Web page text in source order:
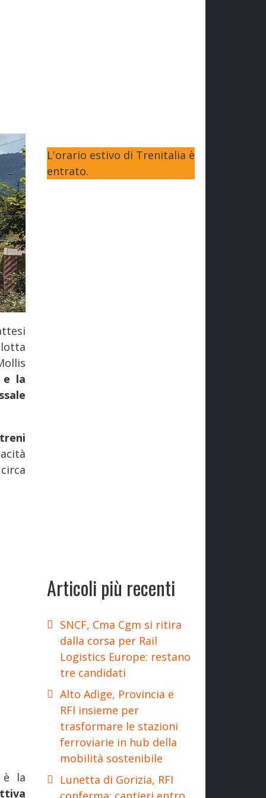
lotta
e la
è la
L'orario estivo di Trenitalia è
entrato.
Articoli più recenti
SNCF, Cma Cgm si ritira
dalla corsa per Rail
Logistics Europe: restano
tre candidati
Alto Adige, Provincia e
RFI insieme per
trasformare le stazioni
ferroviarie in hub della
mobilità sostenibile
Lunetta di Gorizia, RFI